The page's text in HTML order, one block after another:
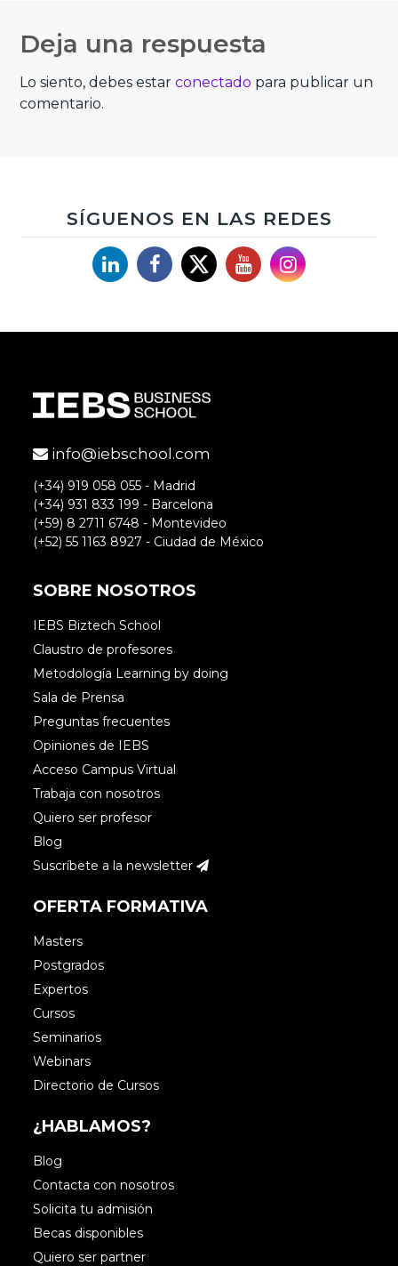
de
entradas
Deja una respuesta
Lo siento, debes estarconectado para publicar un
comentario.
SÍGUENOS EN LAS REDES
LinkedinFacebook
X YouTubeInstagram
info@iebschool.com
(+34) 919 058 055 - Madrid
(+34) 931 833 199 - Barcelona
(+59) 8 2711 6748 - Montevideo
(+52) 55 1163 8927 - Ciudad de México
SOBRE NOSOTROS
IEBS Biztech School
Claustro de profesores
Metodología Learning by doing
Sala de Prensa
Preguntas frecuentes
Opiniones de IEBS
Acceso Campus Virtual
Trabaja con nosotros
Quiero ser profesor
Blog
Suscríbete a la newsletter
OFERTA FORMATIVA
Masters
Postgrados
Expertos
Cursos
Seminarios
Webinars
Directorio de Cursos
¿HABLAMOS?
Blog
Contacta con nosotros
Solicita tu admisión
Becas disponibles
Quiero ser partner